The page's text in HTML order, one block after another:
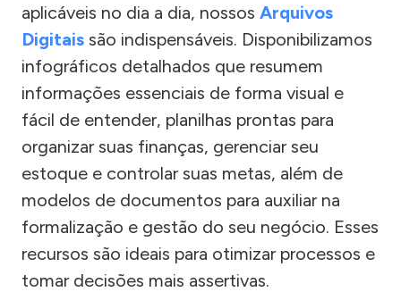
aplicáveis no dia a dia, nossos Arquivos
Digitais são indispensáveis. Disponibilizamos
infográficos detalhados que resumem
informações essenciais de forma visual e
fácil de entender, planilhas prontas para
organizar suas finanças, gerenciar seu
estoque e controlar suas metas, além de
modelos de documentos para auxiliar na
formalização e gestão do seu negócio. Esses
recursos são ideais para otimizar processos e
tomar decisões mais assertivas.